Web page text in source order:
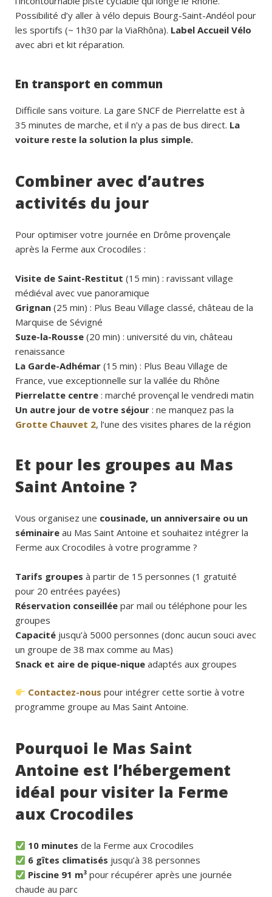
Possibilité d’y aller à vélo depuis Bourg-Saint-Andéol pour
les sportifs (~ 1h30 par la ViaRhôna). Label Accueil Vélo
avec abri et kit réparation.
En transport en commun
Difficile sans voiture. La gare SNCF de Pierrelatte est à
35 minutes de marche, et il n’y a pas de bus direct. La
voiture reste la solution la plus simple.
Combiner avec d’autres
activités du jour
Pour optimiser votre journée en Drôme provençale
après la Ferme aux Crocodiles :
Visite de Saint-Restitut (15 min) : ravissant village
médiéval avec vue panoramique
Grignan (25 min) : Plus Beau Village classé, château de la
Marquise de Sévigné
Suze-la-Rousse (20 min) : université du vin, château
renaissance
La Garde-Adhémar (15 min) : Plus Beau Village de
France, vue exceptionnelle sur la vallée du Rhône
Pierrelatte centre : marché provençal le vendredi matin
Un autre jour de votre séjour : ne manquez pas la
Grotte Chauvet 2, l’une des visites phares de la région
Et pour les groupes au Mas
Saint Antoine ?
Vous organisez une cousinade, un anniversaire ou un
séminaire au Mas Saint Antoine et souhaitez intégrer la
Ferme aux Crocodiles à votre programme ?
Tarifs groupes à partir de 15 personnes (1 gratuité
pour 20 entrées payées)
Réservation conseillée par mail ou téléphone pour les
groupes
Capacité jusqu’à 5000 personnes (donc aucun souci avec
un groupe de 38 max comme au Mas)
Snack et aire de pique-nique adaptés aux groupes
Contactez-nous pour intégrer cette sortie à votre
programme groupe au Mas Saint Antoine.
Pourquoi le Mas Saint
Antoine est l’hébergement
idéal pour visiter la Ferme
aux Crocodiles
10 minutes de la Ferme aux Crocodiles
6 gîtes climatisés jusqu’à 38 personnes
Piscine 91 m³ pour récupérer après une journée
chaude au parc